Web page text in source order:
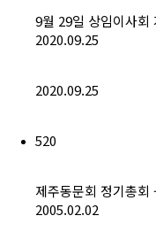
9월 29일 상임이사회
2020.09.25
2020.09.25
520
제주동문회 정기총
2005.02.02